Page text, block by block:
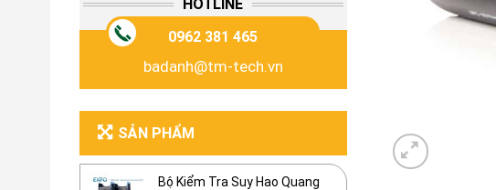
HOTLINE
0962 381 465
badanh@tm-tech.vn
SẢN PHẨM
Bộ Kiểm Tra Suy Hao Quang